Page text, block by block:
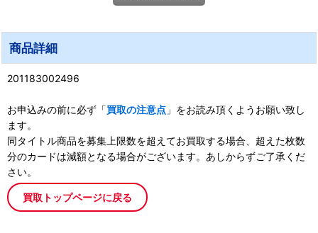
商品詳細
201183002496
お申込みの前に必ず「買取の注意点 」をお読み頂くようお願い致し
ます。
同タイトル商品を募集上限数を超えてお買取する場合、超えた枚数
分のカードは減額となる場合がございます。あしからずご了承くだ
さい。
買取トップページに戻る